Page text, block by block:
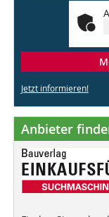
Jetzt informieren!
Anbieter